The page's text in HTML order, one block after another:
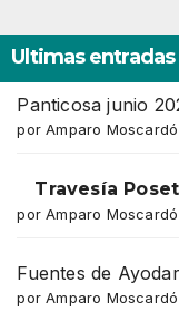
Ultimas entradas
Panticosa junio
por Amparo Moscardó
Travesía
por Amparo Moscardó
Fuentes de
por Amparo Moscardó